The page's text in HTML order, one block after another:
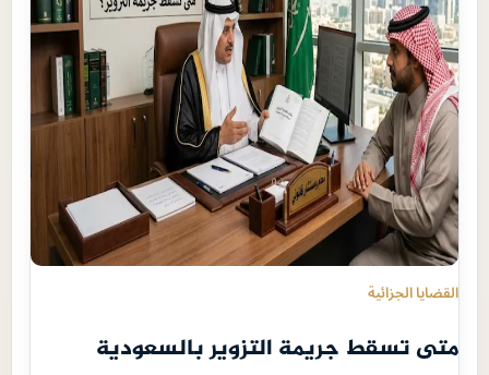
القضايا الجزائية
متى تسقط جريمة التزوير بالسعودية